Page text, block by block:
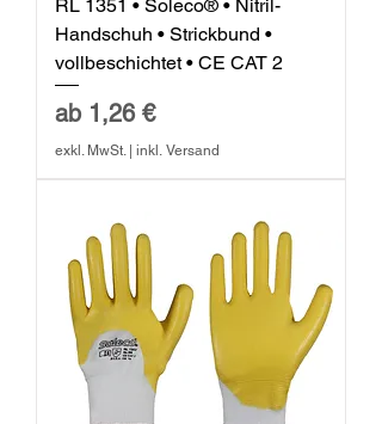
RL 1351 • Soleco® • Nitril-
Handschuh • Strickbund •
vollbeschichtet • CE CAT 2
ab 1,26 €
Sale-Preis
exkl. MwSt.| inkl. Versand